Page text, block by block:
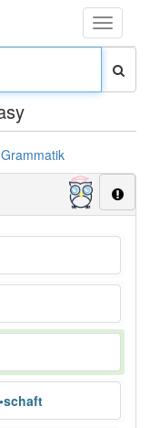
Toggle
Grammatik